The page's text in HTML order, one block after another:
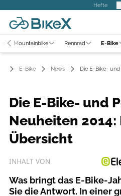
Hefte
Mountainbike Rennrad E-Bike
E-Bike News Die E-Bike-
Die E-Bike- und
Neuheiten 2014:
Übersicht
INHALT VON
Was bringt das E-Bike-
Sie die Antwort. In einer